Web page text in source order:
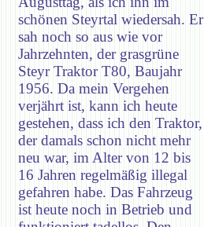
schönen Steyrtal wiedersah. Er
sah noch so aus wie vor
Jahrzehnten, der grasgrüne
Steyr Traktor T80, Baujahr
1956. Da mein Vergehen
verjährt ist, kann ich heute
gestehen, dass ich den Traktor,
der damals schon nicht mehr
neu war, im Alter von 12 bis
16 Jahren regelmäßig illegal
gefahren habe. Das Fahrzeug
ist heute noch in Betrieb und